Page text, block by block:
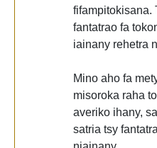
fifampitokisana.
fantatrao fa
iainany rehetra
Mino aho fa
misoroka raha
averiko ihany,
satria tsy